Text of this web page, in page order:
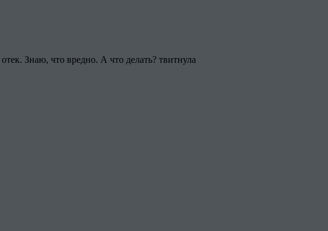
Знаю, что вредно. А что делать? твитнула